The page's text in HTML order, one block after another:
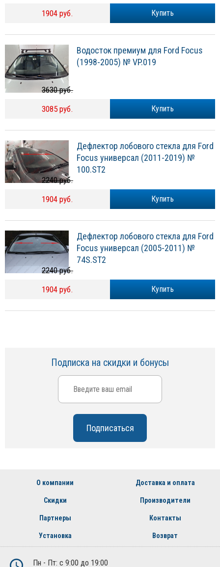
Купить
1904 руб.
Водосток премиум для Ford Focus
(1998-2005) № VP.019
Купить
3630 руб.
3085 руб.
Дефлектор лобового стекла для Ford
Focus универсал (2011-2019) №
100.ST2
Купить
2240 руб.
1904 руб.
Дефлектор лобового стекла для Ford
Focus универсал (2005-2011) №
74S.ST2
Купить
2240 руб.
1904 руб.
Подписка на скидки и бонусы
О компании Доставка и оплата
Скидки Производители
Партнеры Контакты
Установка Возврат
Пн - Пт: с 9:00 до 19:00